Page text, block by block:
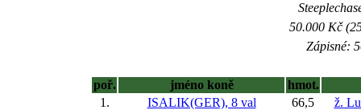
50.000 Kč
Zápisné:
poř. jméno koně
hmot.
1.
ISALIK(GER), 8 val 66,5
ž.